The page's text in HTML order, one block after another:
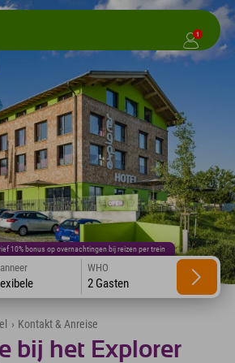
1
10% bonus op overnachtingen bij reizen per trein
WHO
2 Gasten
› Kontakt & Anreise
bij het Explorer